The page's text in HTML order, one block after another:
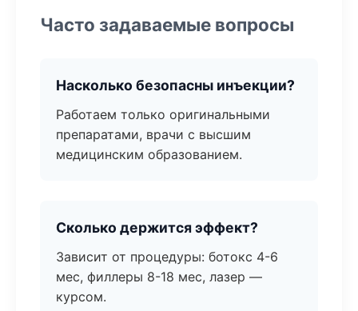
Часто задаваемые вопросы
Насколько безопасны инъекции?
Работаем только оригинальными
препаратами, врачи с высшим
медицинским образованием.
Сколько держится эффект?
Зависит от процедуры: ботокс 4-6
мес, филлеры 8-18 мес, лазер —
курсом.